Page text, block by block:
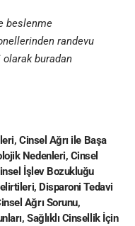
beslenme
randevu
olarakburadan
, Cinsel Ağrı ile Başa
Nedenleri, Cinsel
İşlev Bozukluğu
, Disparoni Tedavi
Ağrı Sorunu,
, Sağlıklı Cinsellik İçin